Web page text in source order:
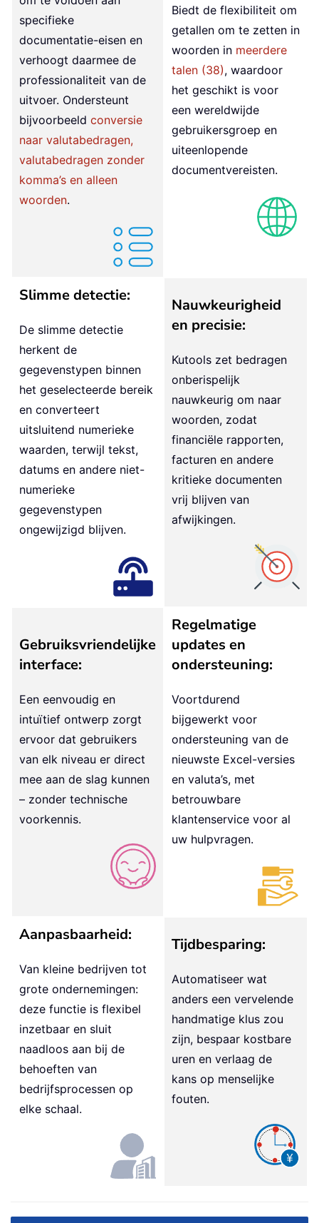
specifieke
documentatie-eisen en
verhoogt daarmee de
professionaliteit van de
uitvoer. Ondersteunt
bijvoorbeeld conversie
naar valutabedragen,
valutabedragen zonder
komma’s en alleen
woorden.
Biedt de flexibiliteit om
getallen om te zetten in
woorden in meerdere
talen (38), waardoor
het geschikt is voor
een wereldwijde
gebruikersgroep en
uiteenlopende
documentvereisten.
Slimme detectie:
De slimme detectie
herkent de
gegevenstypen binnen
het geselecteerde bereik
en converteert
uitsluitend numerieke
waarden, terwijl tekst,
datums en andere niet-
numerieke
gegevenstypen
ongewijzigd blijven.
Nauwkeurigheid
en precisie:
Kutools zet bedragen
onberispelijk
nauwkeurig om naar
woorden, zodat
financiële rapporten,
facturen en andere
kritieke documenten
vrij blijven van
afwijkingen.
Gebruiksvriendelijke
interface:
Een eenvoudig en
intuïtief ontwerp zorgt
ervoor dat gebruikers
van elk niveau er direct
mee aan de slag kunnen
– zonder technische
voorkennis.
Regelmatige
updates en
ondersteuning:
Voortdurend
bijgewerkt voor
ondersteuning van de
nieuwste Excel-versies
en valuta’s, met
betrouwbare
klantenservice voor al
uw hulpvragen.
Aanpasbaarheid:
Van kleine bedrijven tot
grote ondernemingen:
deze functie is flexibel
inzetbaar en sluit
naadloos aan bij de
behoeften van
bedrijfsprocessen op
elke schaal.
Tijdbesparing:
Automatiseer wat
anders een vervelende
handmatige klus zou
zijn, bespaar kostbare
uren en verlaag de
kans op menselijke
fouten.